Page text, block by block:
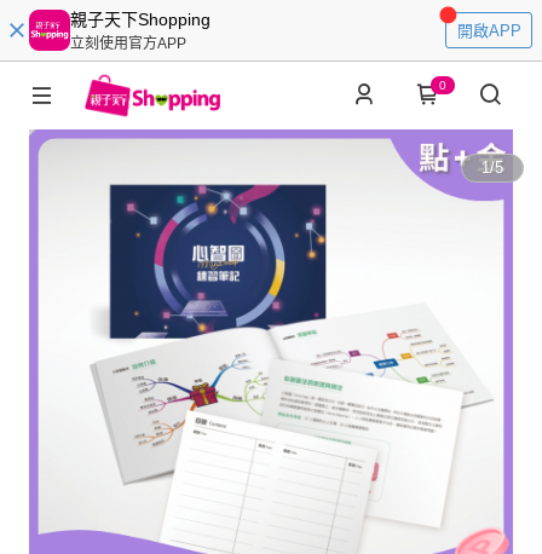
親子天下Shopping
立刻使用官方APP
開啟APP
0
1/5